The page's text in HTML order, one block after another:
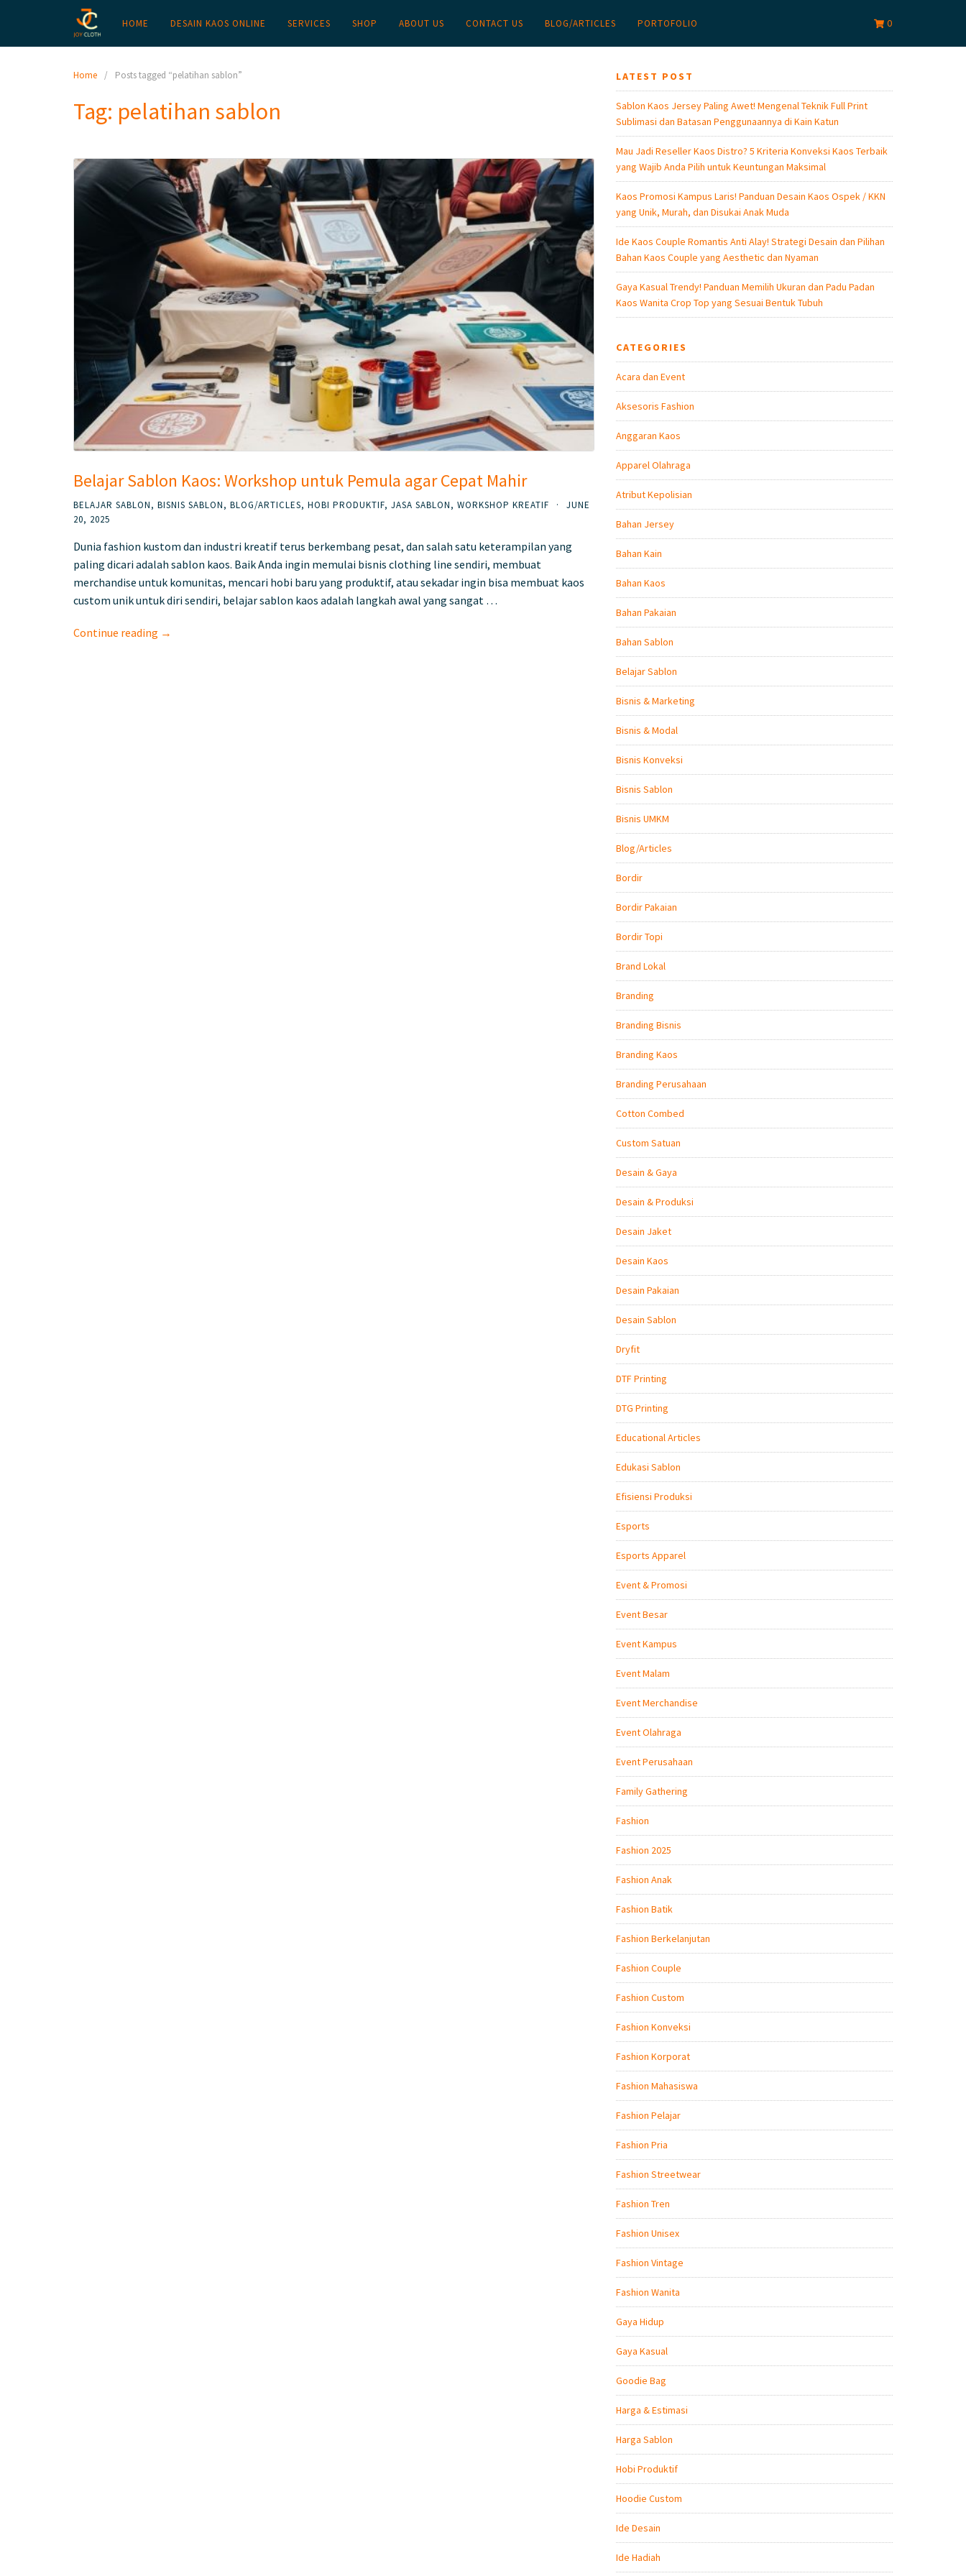
0
HOME DESAIN KAOS ONLINE SERVICES SHOP ABOUT US CONTACT US BLOG/ARTICLES PORTOFOLIO
Home Posts tagged “pelatihan sablon”
Tag: pelatihan sablon
Belajar Sablon Kaos: Workshop untuk Pemula agar Cepat Mahir
BELAJAR SABLON, BISNIS SABLON, BLOG/ARTICLES, HOBI PRODUKTIF, JASA SABLON, WORKSHOP KREATIF ·
JUNE
20, 2025
Dunia fashion kustom dan industri kreatif terus berkembang pesat, dan salah satu keterampilan yang
paling dicari adalah sablon kaos. Baik Anda ingin memulai bisnis clothing line sendiri, membuat
merchandise untuk komunitas, mencari hobi baru yang produktif, atau sekadar ingin bisa membuat kaos
custom unik untuk diri sendiri, belajar sablon kaos adalah langkah awal yang sangat …
Continue reading →
LATEST POST
Sablon Kaos Jersey Paling Awet! Mengenal Teknik Full Print
Sublimasi dan Batasan Penggunaannya di Kain Katun
Mau Jadi Reseller Kaos Distro? 5 Kriteria Konveksi Kaos Terbaik
yang Wajib Anda Pilih untuk Keuntungan Maksimal
Kaos Promosi Kampus Laris! Panduan Desain Kaos Ospek / KKN
yang Unik, Murah, dan Disukai Anak Muda
Ide Kaos Couple Romantis Anti Alay! Strategi Desain dan Pilihan
Bahan Kaos Couple yang Aesthetic dan Nyaman
Gaya Kasual Trendy! Panduan Memilih Ukuran dan Padu Padan
Kaos Wanita Crop Top yang Sesuai Bentuk Tubuh
CATEGORIES
Acara dan Event
Aksesoris Fashion
Anggaran Kaos
Apparel Olahraga
Atribut Kepolisian
Bahan Jersey
Bahan Kain
Bahan Kaos
Bahan Pakaian
Bahan Sablon
Belajar Sablon
Bisnis & Marketing
Bisnis & Modal
Bisnis Konveksi
Bisnis Sablon
Bisnis UMKM
Blog/Articles
Bordir
Bordir Pakaian
Bordir Topi
Brand Lokal
Branding
Branding Bisnis
Branding Kaos
Branding Perusahaan
Cotton Combed
Custom Satuan
Desain & Gaya
Desain & Produksi
Desain Jaket
Desain Kaos
Desain Pakaian
Desain Sablon
Dryfit
DTF Printing
DTG Printing
Educational Articles
Edukasi Sablon
Efisiensi Produksi
Esports
Esports Apparel
Event & Promosi
Event Besar
Event Kampus
Event Malam
Event Merchandise
Event Olahraga
Event Perusahaan
Family Gathering
Fashion
Fashion 2025
Fashion Anak
Fashion Batik
Fashion Berkelanjutan
Fashion Couple
Fashion Custom
Fashion Konveksi
Fashion Korporat
Fashion Mahasiswa
Fashion Pelajar
Fashion Pria
Fashion Streetwear
Fashion Tren
Fashion Unisex
Fashion Vintage
Fashion Wanita
Gaya Hidup
Gaya Kasual
Goodie Bag
Harga & Estimasi
Harga Sablon
Hobi Produktif
Hoodie Custom
Ide Desain
Ide Hadiah